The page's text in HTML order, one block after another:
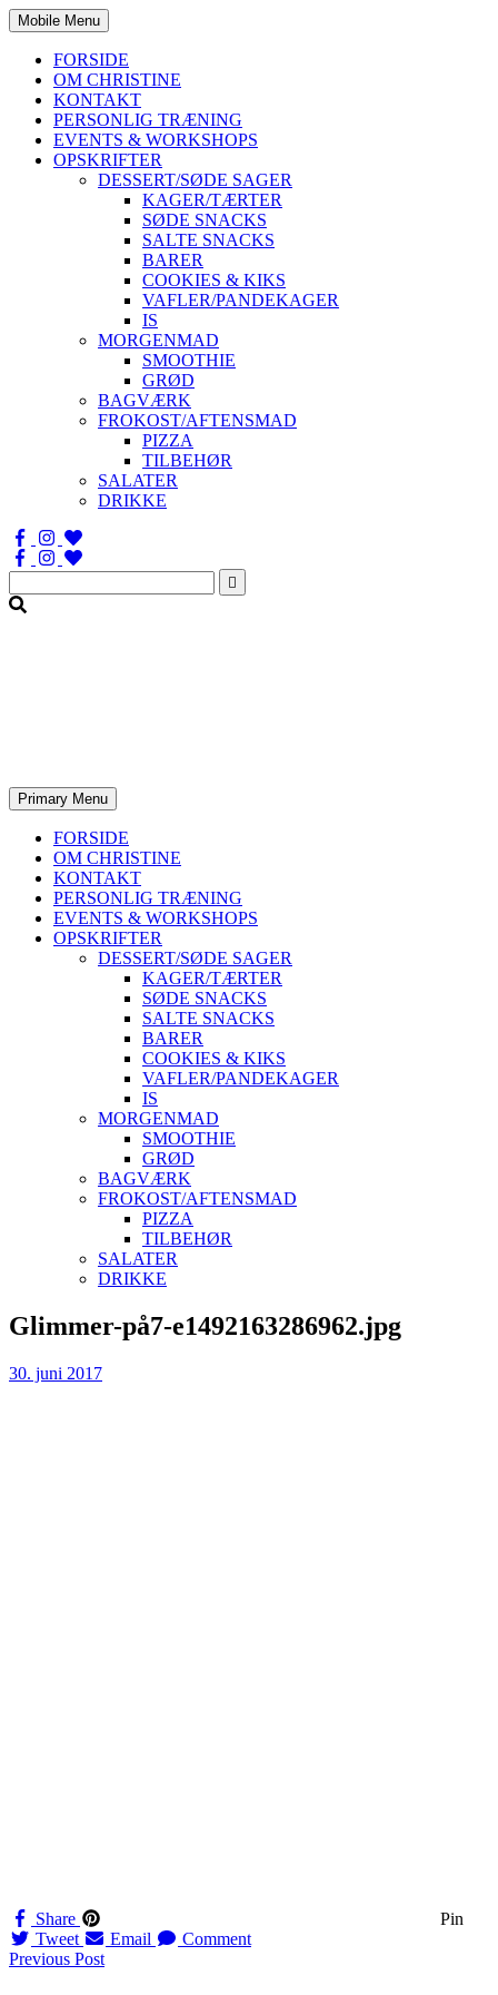
Mobile Menu
FORSIDE
OM CHRISTINE
KONTAKT
PERSONLIG TRÆNING
EVENTS & WORKSHOPS
OPSKRIFTER
DESSERT/SØDE SAGER
KAGER/TÆRTER
SØDE SNACKS
SALTE SNACKS
BARER
COOKIES & KIKS
VAFLER/PANDEKAGER
IS
MORGENMAD
SMOOTHIE
GRØD
BAGVÆRK
FROKOST/AFTENSMAD
PIZZA
TILBEHØR
SALATER
DRIKKE
Søg
efter:
Primary Menu
FORSIDE
OM CHRISTINE
KONTAKT
PERSONLIG TRÆNING
EVENTS & WORKSHOPS
OPSKRIFTER
DESSERT/SØDE SAGER
KAGER/TÆRTER
SØDE SNACKS
SALTE SNACKS
BARER
COOKIES & KIKS
VAFLER/PANDEKAGER
IS
MORGENMAD
SMOOTHIE
GRØD
BAGVÆRK
FROKOST/AFTENSMAD
PIZZA
TILBEHØR
SALATER
DRIKKE
Skip
to
Glimmer-på7-e1492163286962.jpg
30. juni 2017
Share
Pin
Tweet
Email Comment
Navigation
Previous Post